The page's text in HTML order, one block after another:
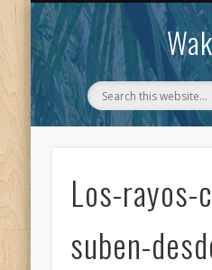
Los-rayos-
suben-